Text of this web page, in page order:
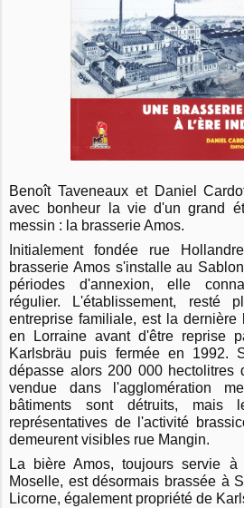
Benoît Taveneaux et Daniel
avec bonheur la vie d'un grand
messin : la brasserie Amos.
Initialement fondée rue
brasserie Amos s'installe au
périodes d'annexion, elle
régulier. L'établissement,
entreprise familiale, est la dernière
en Lorraine avant d'être reprise
Karlsbräu puis fermée en 1992.
dépasse alors 200 000 hectolitres
vendue dans l'agglomération
bâtiments sont détruits, mais
représentatives de l'activité
demeurent visibles rue Mangin.
La bière Amos, toujours servie
Moselle, est désormais brassée à
Licorne, également propriété de